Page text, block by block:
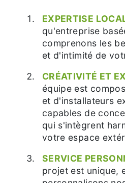
EXPERTISE
qu'entreprise
comprenons les
et d'intimité de
CRÉATIVITÉ ET
équipe est
et d'installateurs
capables de
qui s'intègrent
votre espace
SERVICE
projet est unique,